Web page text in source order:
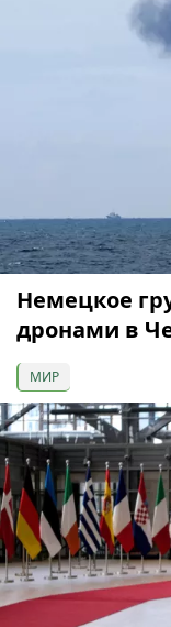
Немецкое
дронами в
МИР